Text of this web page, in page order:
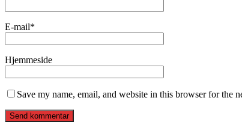
E-mail*
Hjemmeside
Save my name, email, and website in this browser for the